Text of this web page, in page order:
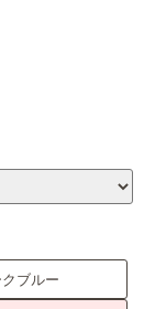
ブルー